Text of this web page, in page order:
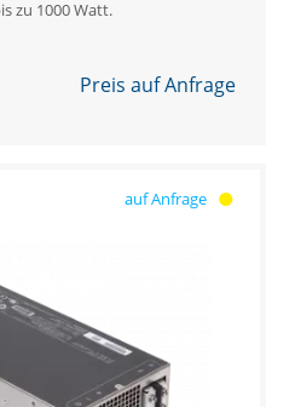
zu 1000 Watt.
Preis auf Anfrage
auf Anfrage